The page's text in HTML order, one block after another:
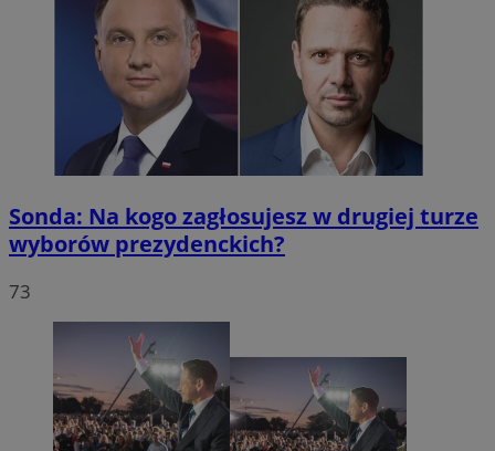
Sonda: Na kogo zagłosujesz w drugiej turze
wyborów prezydenckich?
73